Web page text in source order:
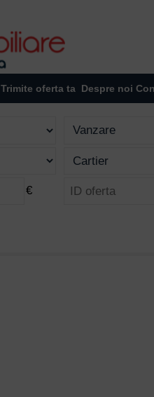
Trimite oferta ta Despre noi
€